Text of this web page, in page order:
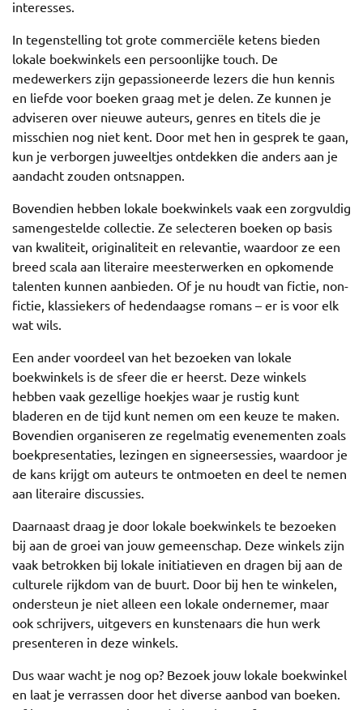
interesses.
In tegenstelling tot grote commerciële ketens bieden
lokale boekwinkels een persoonlijke touch. De
medewerkers zijn gepassioneerde lezers die hun kennis
en liefde voor boeken graag met je delen. Ze kunnen je
adviseren over nieuwe auteurs, genres en titels die je
misschien nog niet kent. Door met hen in gesprek te gaan,
kun je verborgen juweeltjes ontdekken die anders aan je
aandacht zouden ontsnappen.
Bovendien hebben lokale boekwinkels vaak een zorgvuldig
samengestelde collectie. Ze selecteren boeken op basis
van kwaliteit, originaliteit en relevantie, waardoor ze een
breed scala aan literaire meesterwerken en opkomende
talenten kunnen aanbieden. Of je nu houdt van fictie, non-
fictie, klassiekers of hedendaagse romans – er is voor elk
wat wils.
Een ander voordeel van het bezoeken van lokale
boekwinkels is de sfeer die er heerst. Deze winkels
hebben vaak gezellige hoekjes waar je rustig kunt
bladeren en de tijd kunt nemen om een keuze te maken.
Bovendien organiseren ze regelmatig evenementen zoals
boekpresentaties, lezingen en signeersessies, waardoor je
de kans krijgt om auteurs te ontmoeten en deel te nemen
aan literaire discussies.
Daarnaast draag je door lokale boekwinkels te bezoeken
bij aan de groei van jouw gemeenschap. Deze winkels zijn
vaak betrokken bij lokale initiatieven en dragen bij aan de
culturele rijkdom van de buurt. Door bij hen te winkelen,
ondersteun je niet alleen een lokale ondernemer, maar
ook schrijvers, uitgevers en kunstenaars die hun werk
presenteren in deze winkels.
Dus waar wacht je nog op? Bezoek jouw lokale boekwinkel
en laat je verrassen door het diverse aanbod van boeken.